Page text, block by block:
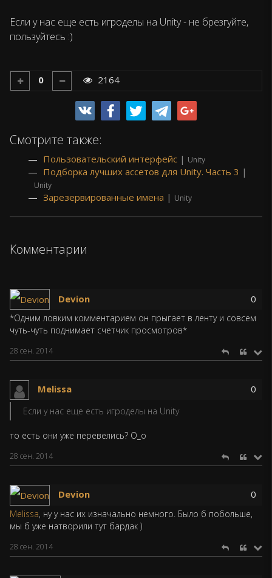
Если у нас еще есть игроделы на Unity - не брезгуйте,
пользуйтесь :)
0 2164
Смотрите также:
Пользовательский интерфейс | Unity
Подборка лучших ассетов для Unity. Часть 3 |
Unity
Зарезервированные имена | Unity
Комментарии
Devion 0
*Одним ловким комментарием он прыгает в ленту и совсем
чуть-чуть поднимает счетчик просмотров*
28 сен. 2014
Melissa 0
Если у нас еще есть игроделы на Unity
то есть они уже перевелись? О_о
28 сен. 2014
Devion 0
Melissa, ну у нас их изначально немного. Было б побольше,
мы б уже натворили тут бардак )
28 сен. 2014